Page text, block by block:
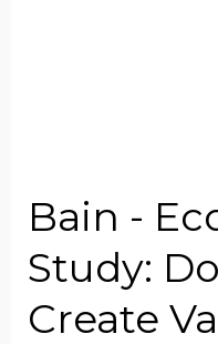
Bain -
Study:
Create